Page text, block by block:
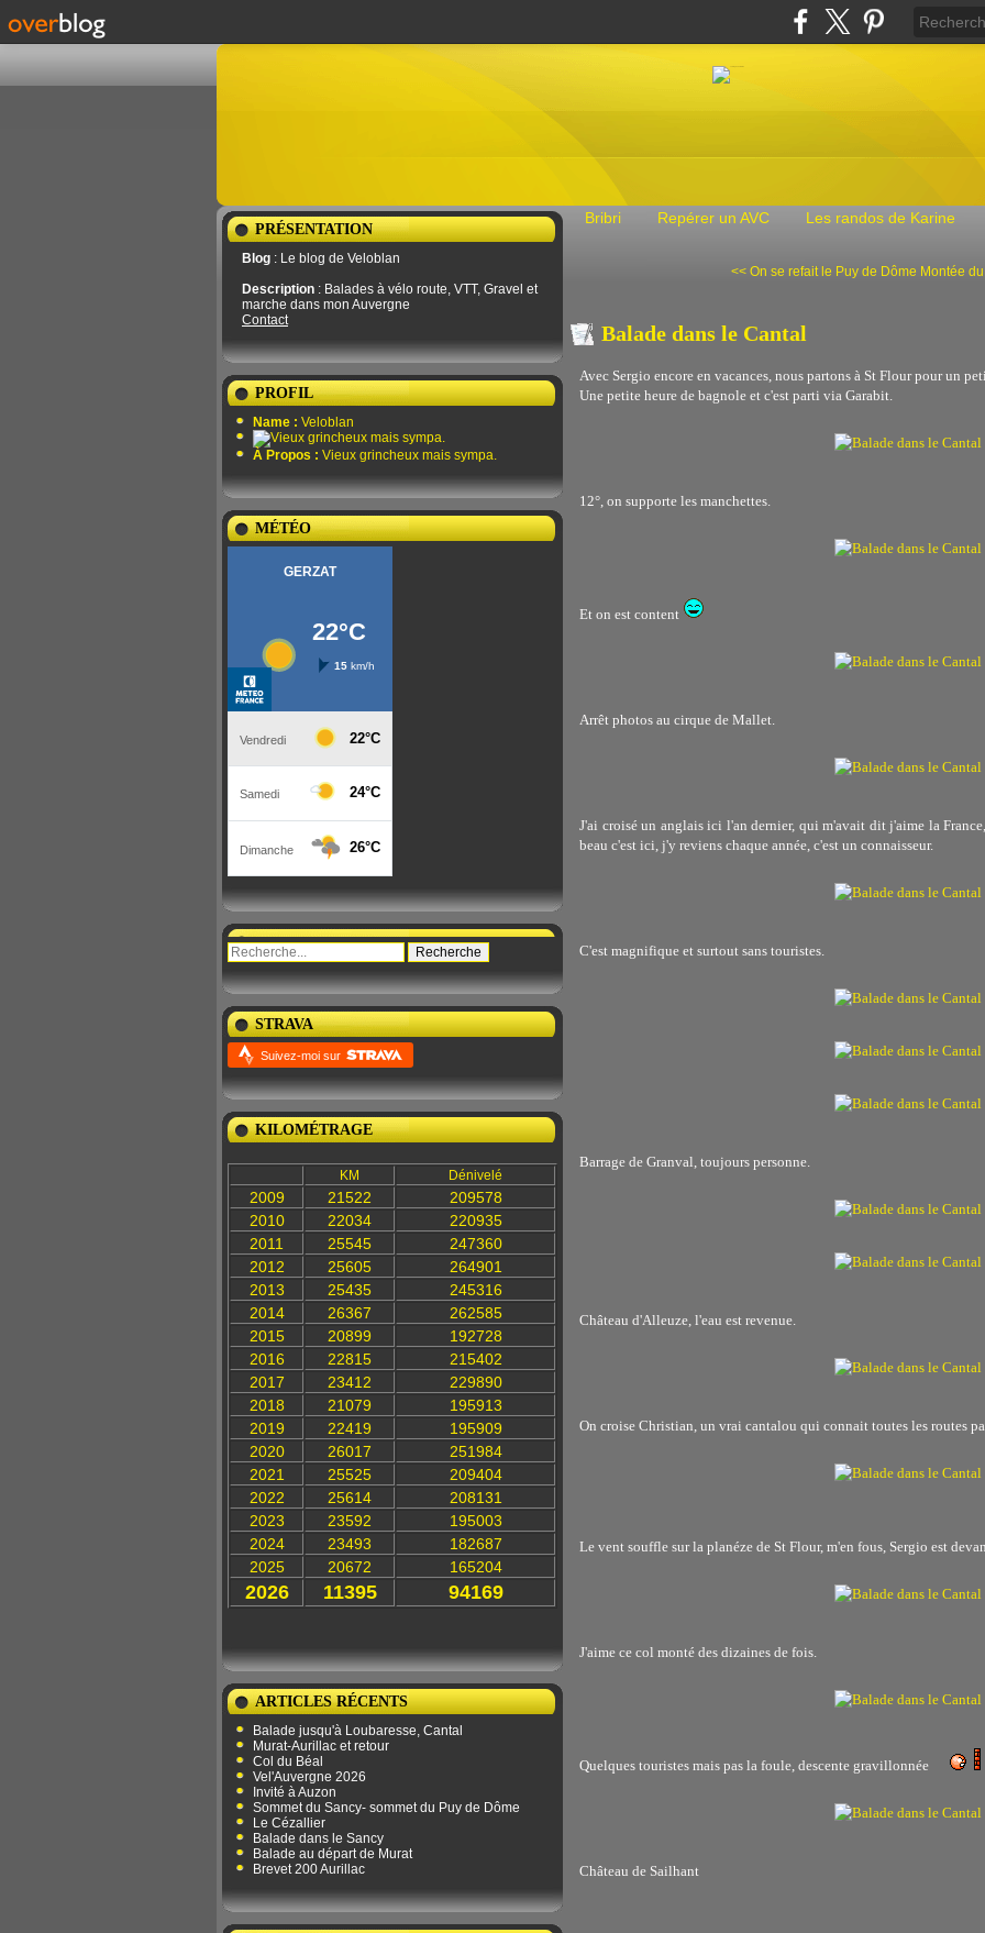
PRÉSENTATION
Blog : Le blog de Veloblan
Description : Balades à vélo route, VTT, Gravel et
marche dans mon Auvergne
Contact
PROFIL
Name : Veloblan
À Propos : Vieux grincheux mais sympa.
MÉTÉO
STRAVA
Suivez-moi sur
KILOMÉTRAGE
KM Dénivelé
2009 21522
209578
2010
22034
220935
2011
25545
247360
2012
25605
264901
2013
25435
245316
2014
26367
262585
2015
20899
192728
2016
22815
215402
2017
23412
229890
2018
21079
195913
2019
22419
195909
2020
26017
251984
2021
25525
209404
2022
25614
208131
2023
23592
195003
2024
23493
182687
2025
20672 165204
2026 11395 94169
ARTICLES RÉCENTS
Balade jusqu'à Loubaresse, Cantal
Murat-Aurillac et retour
Col du Béal
Vel'Auvergne 2026
Invité à Auzon
Sommet du Sancy- sommet du Puy de Dôme
Le Cézallier
Balade dans le Sancy
Balade au départ de Murat
Brevet 200 Aurillac
Bribri Repérer un AVC Les randos de Karine
<< On se refait le Puy de Dôme Montée
Balade dans le Cantal
Avec Sergio encore en vacances, nous partons à St Flour pour un
Une petite heure de bagnole et c'est parti via Garabit.
12°, on supporte les manchettes.
Et on est content
Arrêt photos au cirque de Mallet.
J'ai croisé un anglais ici l'an dernier, qui m'avait dit j'aime la
beau c'est ici, j'y reviens chaque année, c'est un connaisseur.
C'est magnifique et surtout sans touristes.
Barrage de Granval, toujours personne.
Château d'Alleuze, l'eau est revenue.
On croise Christian, un vrai cantalou qui connait toutes les routes
Le vent souffle sur la planéze de St Flour, m'en fous, Sergio est
J'aime ce col monté des dizaines de fois.
Quelques touristes mais pas la foule, descente gravillonnée
Château de Sailhant